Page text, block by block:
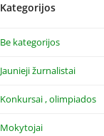
Kategorijos
Be kategorijos
Jaunieji žurnalistai
Konkursai , olimpiados
Mokytojai